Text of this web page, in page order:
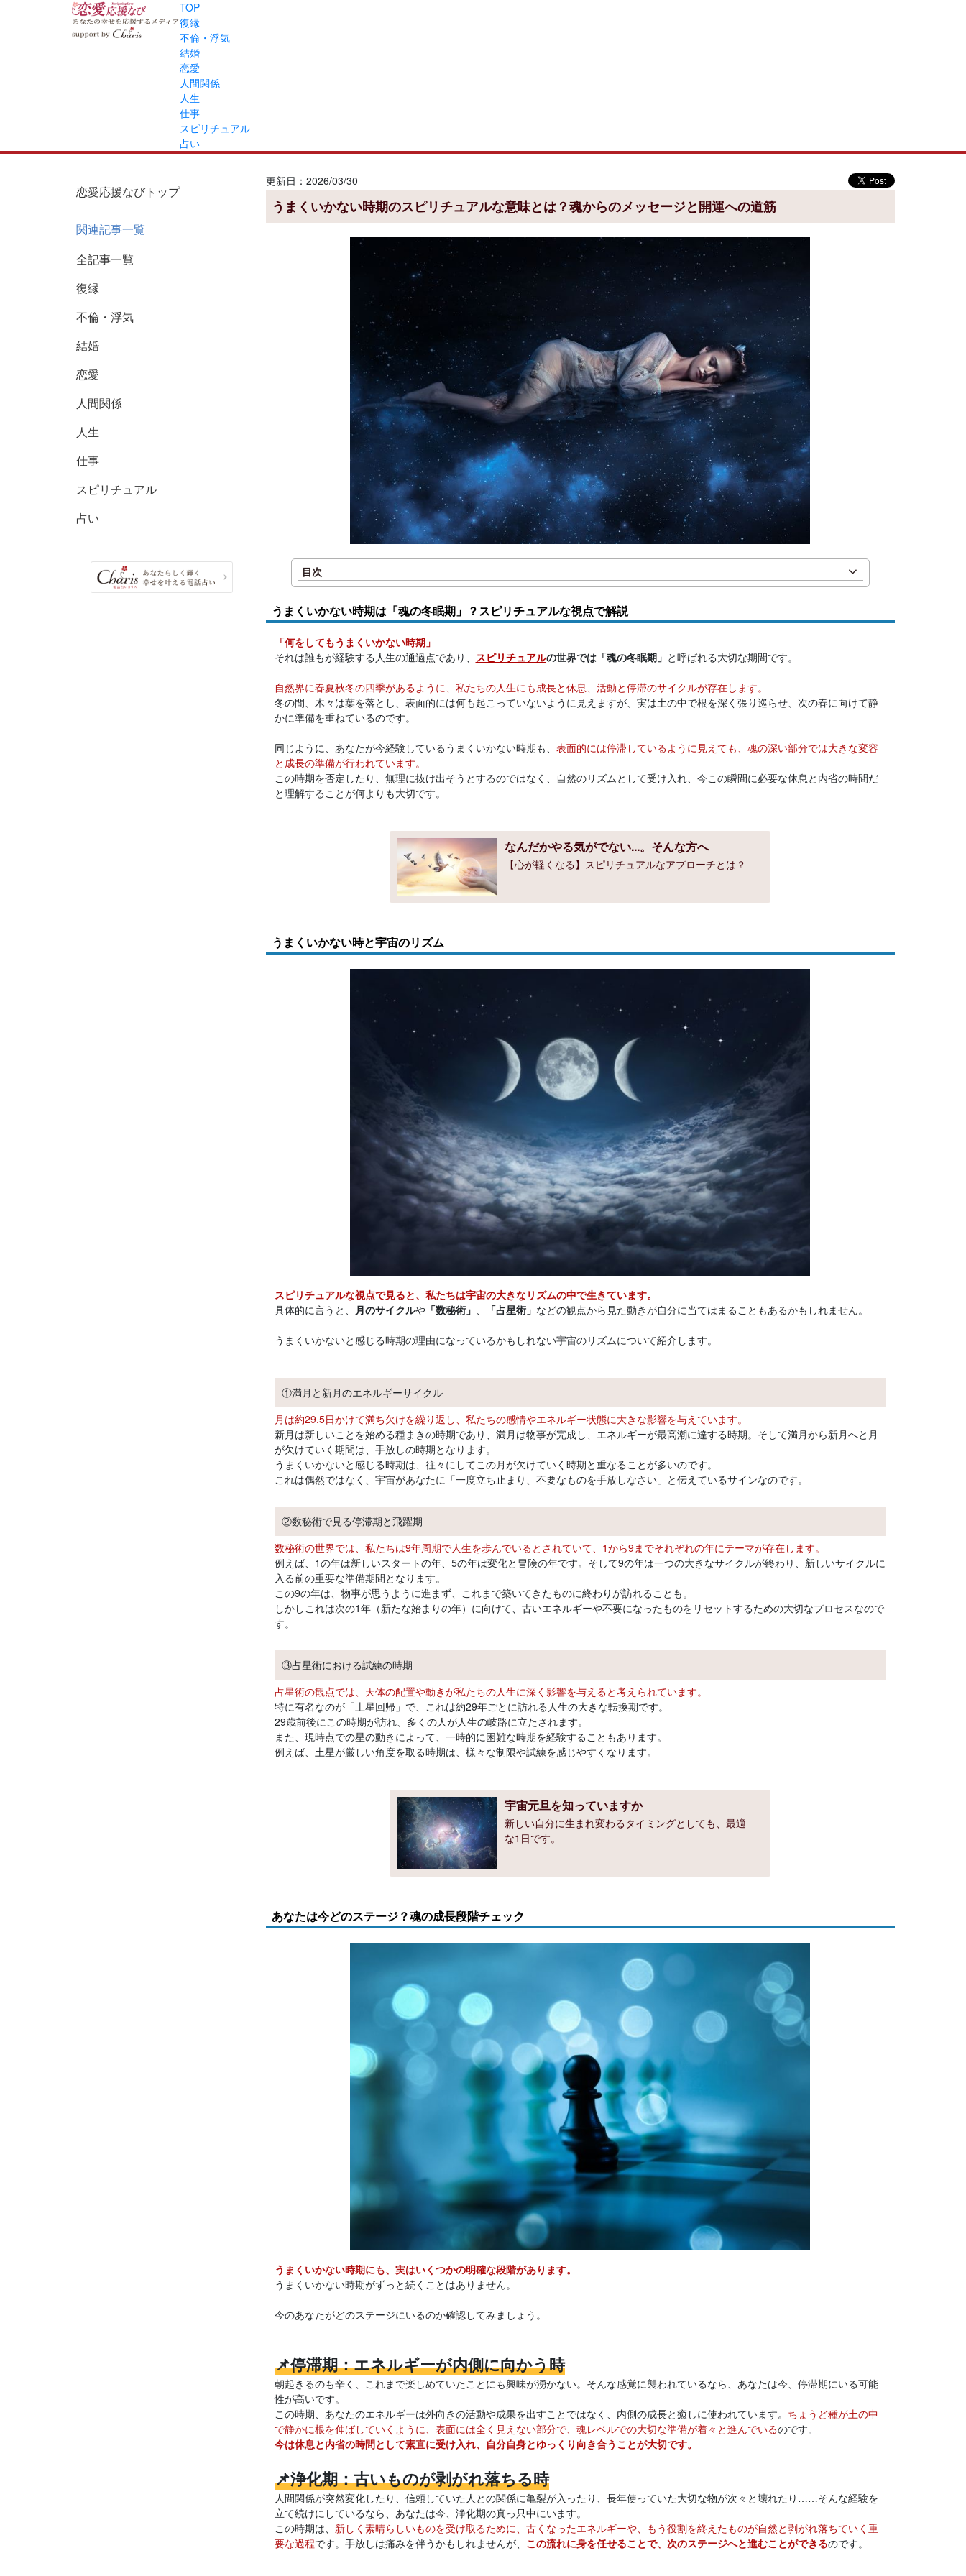
TOP
復縁
不倫・浮気
結婚
恋愛
人間関係
人生
仕事
スピリチュアル
占い
恋愛応援なびトップ
関連記事一覧
全記事一覧
復縁
不倫・浮気
結婚
恋愛
人間関係
人生
仕事
スピリチュアル
占い
更新日：2026/03/30
うまくいかない時期のスピリチュアルな意味とは？魂からのメッセージと開運への道筋
目次
うまくいかない時期は「魂の冬眠期」？スピリチュアルな視点で解説
「何をしてもうまくいかない時期」
それは誰もが経験する人生の通過点であり、 スピリチュアルの世界では「魂の冬眠期」 と呼ばれる大切な期間です。
自然界に春夏秋冬の四季があるように、私たちの人生にも成長と休息、活動と停滞のサイクルが存在します。
冬の間、木々は葉を落とし、表面的には何も起こっていないように見えますが、実は土の中で根を深く張り巡らせ、次の春に向けて静
かに準備を重ねているのです。
同じように、あなたが今経験しているうまくいかない時期も、 表面的には停滞しているように見えても、魂の深い部分では大きな変容
と成長の準備が行われています。
この時期を否定したり、無理に抜け出そうとするのではなく、自然のリズムとして受け入れ、今この瞬間に必要な休息と内省の時間だ
と理解することが何よりも大切です。
なんだかやる気がでない...。そんな方へ
【心が軽くなる】スピリチュアルなアプローチとは？
うまくいかない時と宇宙のリズム
スピリチュアルな視点で見ると、私たちは宇宙の大きなリズムの中で生きています。
具体的に言うと、 月のサイクルや「数秘術」 、 「占星術」 などの観点から見た動きが自分に当てはまることもあるかもしれません。
うまくいかないと感じる時期の理由になっているかもしれない宇宙のリズムについて紹介します。
①満月と新月のエネルギーサイクル
月は約29.5日かけて満ち欠けを繰り返し、私たちの感情やエネルギー状態に大きな影響を与えています。
新月は新しいことを始める種まきの時期であり、満月は物事が完成し、エネルギーが最高潮に達する時期。そして満月から新月へと月
が欠けていく期間は、手放しの時期となります。
うまくいかないと感じる時期は、往々にしてこの月が欠けていく時期と重なることが多いのです。
これは偶然ではなく、宇宙があなたに「一度立ち止まり、不要なものを手放しなさい」と伝えているサインなのです。
②数秘術で見る停滞期と飛躍期
数秘術の世界では、私たちは9年周期で人生を歩んでいるとされていて、1から9までそれぞれの年にテーマが存在します。
例えば、1の年は新しいスタートの年、5の年は変化と冒険の年です。そして9の年は一つの大きなサイクルが終わり、新しいサイクルに
入る前の重要な準備期間となります。
この9の年は、物事が思うように進まず、これまで築いてきたものに終わりが訪れることも。
しかしこれは次の1年（新たな始まりの年）に向けて、古いエネルギーや不要になったものをリセットするための大切なプロセスなので
す。
③占星術における試練の時期
占星術の観点では、天体の配置や動きが私たちの人生に深く影響を与えると考えられています。
特に有名なのが「土星回帰」で、これは約29年ごとに訪れる人生の大きな転換期です。
29歳前後にこの時期が訪れ、多くの人が人生の岐路に立たされます。
また、現時点での星の動きによって、一時的に困難な時期を経験することもあります。
例えば、土星が厳しい角度を取る時期は、様々な制限や試練を感じやすくなります。
宇宙元旦を知っていますか
新しい自分に生まれ変わるタイミングとしても、最適
な1日です。
あなたは今どのステージ？魂の成長段階チェック
うまくいかない時期にも、実はいくつかの明確な段階があります。
うまくいかない時期がずっと続くことはありません。
今のあなたがどのステージにいるのか確認してみましょう。
📌停滞期：エネルギーが内側に向かう時
朝起きるのも辛く、これまで楽しめていたことにも興味が湧かない。そんな感覚に襲われているなら、あなたは今、停滞期にいる可能
性が高いです。
この時期、あなたのエネルギーは外向きの活動や成果を出すことではなく、内側の成長と癒しに使われています。 ちょうど種が土の中
で静かに根を伸ばしていくように、表面には全く見えない部分で、魂レベルでの大切な準備が着々と進んでいるのです。
今は休息と内省の時間として素直に受け入れ、自分自身とゆっくり向き合うことが大切です。
📌浄化期：古いものが剥がれ落ちる時
人間関係が突然変化したり、信頼していた人との関係に亀裂が入ったり、長年使っていた大切な物が次々と壊れたり……そんな経験を
立て続けにしているなら、あなたは今、浄化期の真っ只中にいます。
この時期は、 新しく素晴らしいものを受け取るために、古くなったエネルギーや、もう役割を終えたものが自然と剥がれ落ちていく重
要な過程です。手放しは痛みを伴うかもしれませんが、 この流れに身を任せることで、次のステージへと進むことができるのです。